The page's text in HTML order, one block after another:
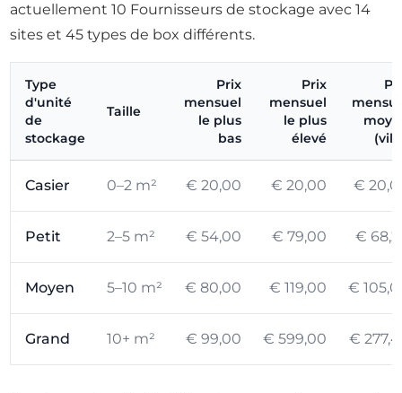
actuellement 10 Fournisseurs de stockage avec 14
sites et 45 types de box différents.
Type
d'unité
de
stockage
Taille
Prix
mensuel
le plus
bas
Prix
mensuel
le plus
élevé
Casier 0–2 m² € 20,00 € 20,00 €
Petit 2–5 m² € 54,00 € 79,00 €
Moyen 5–10 m² € 80,00 € 119,00 €
Grand 10+ m² € 99,00 € 599,00 €